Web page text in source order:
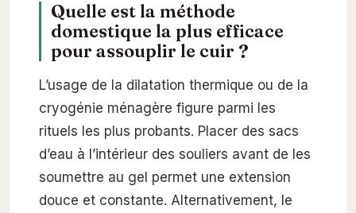
Quelle est la méthode
domestique la plus efficace
pour assouplir le cuir ?
L’usage de la dilatation thermique ou de la
cryogénie ménagère figure parmi les
rituels les plus probants. Placer des sacs
d’eau à l’intérieur des souliers avant de les
soumettre au gel permet une extension
douce et constante. Alternativement, le